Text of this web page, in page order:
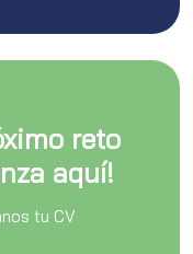
reto
aquí!
tu CV